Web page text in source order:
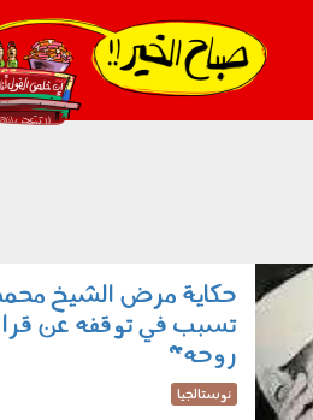
حكاية مرض الشيخ
تسبب في توقفه عن
روحه"
نوستالجيا